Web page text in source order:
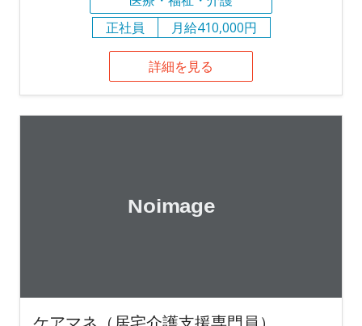
正社員
月給410,000円
詳細を見る